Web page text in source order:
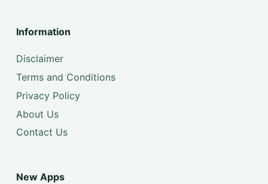
Information
Disclaimer
Terms and Conditions
Privacy Policy
About Us
Contact Us
New Apps